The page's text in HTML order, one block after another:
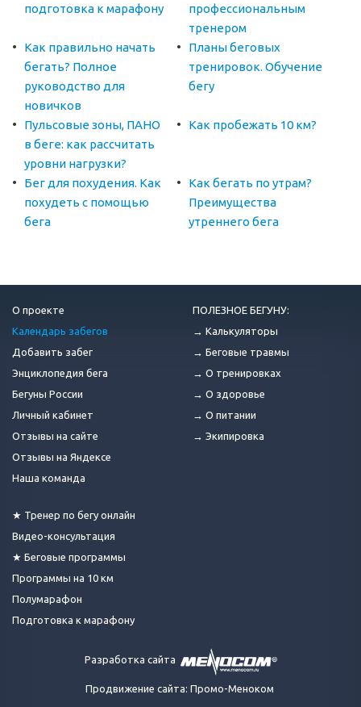
подготовка к марафону
профессиональным
тренером
Как правильно начать
бегать? Полное
руководство для
новичков
Планы беговых
тренировок. Обучение
бегу
Пульсовые зоны, ПАНО
в беге: как рассчитать
уровни нагрузки?
Как пробежать 10 км?
Бег для похудения. Как
похудеть с помощью
бега
Как бегать по утрам?
Преимущества
утреннего бега
О проекте
Календарь забегов
Добавить забег
Энциклопедия бега
Бегуны России
Личный кабинет
Отзывы на сайте
Отзывы на Яндексе
Наша команда
★ Тренер по бегу онлайн
Видео-консультация
★ Беговые программы
Программы на 10 км
Полумарафон
Подготовка к марафону
ПОЛЕЗНОЕ БЕГУНУ:
→ Калькуляторы
→ Беговые травмы
→ О тренировках
→ О здоровье
→ О питании
→ Экипировка
Разработка сайта
Продвижение сайта: Промо-Меноком